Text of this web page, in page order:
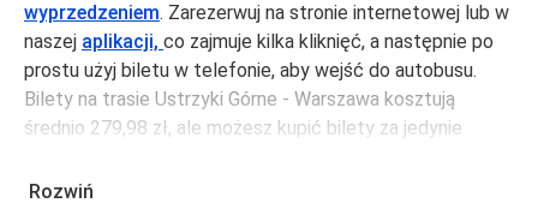
wyprzedzeniem. Zarezerwuj na stronie internetowej lub w
naszej aplikacji, co zajmuje kilka kliknięć, a następnie po
prostu użyj biletu w telefonie, aby wejść do autobusu.
Bilety na trasie Ustrzyki Górne - Warszawa kosztują
średnio 279,98 zł, ale możesz kupić bilety za jedynie
robocze, unikając weekendów i świąt. Aby podróżować
Rozwiń